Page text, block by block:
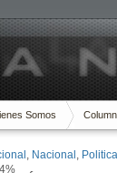
Somos
, Nacional , Politica